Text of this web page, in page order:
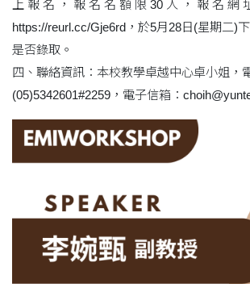
上 報 名 ， 報 名 名 額 限 30 人 ， 報 名 網
https://reurl.cc/Gje6rd，於5月28日(星期二)
是否錄取。
四、聯絡資訊：本校教學卓越中心卓小姐，
(05)5342601#2259，電子信箱：